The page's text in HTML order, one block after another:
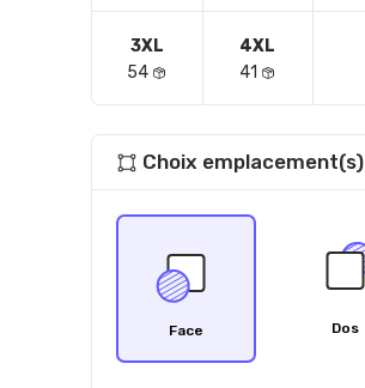
3XL
54
4XL
41
Choix emplacement(s)
Face Dos